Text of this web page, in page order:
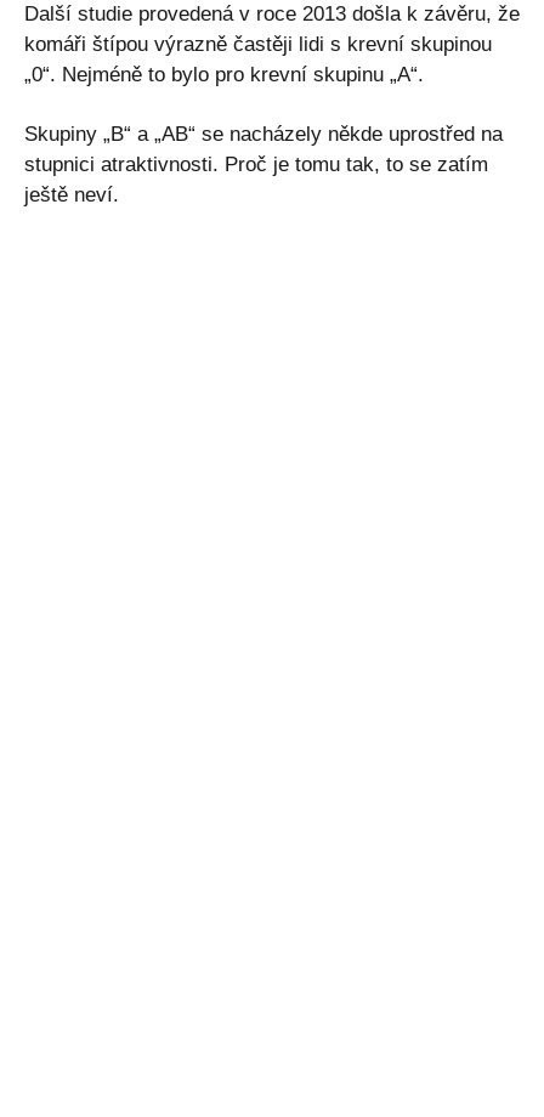
Další studie provedená v roce 2013 došla k závěru, že
komáři štípou výrazně častěji lidi s krevní skupinou
„0“. Nejméně to bylo pro krevní skupinu „A“.
Skupiny „B“ a „AB“ se nacházely někde uprostřed na
stupnici atraktivnosti. Proč je tomu tak, to se zatím
ještě neví.